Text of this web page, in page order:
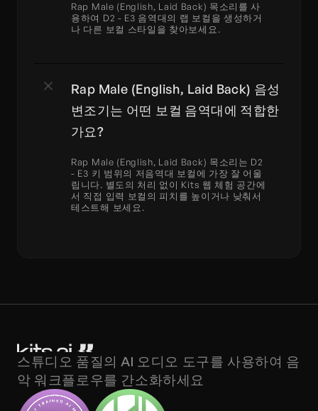
Rap Male (English, Laid Back) 목소리를 사
용하여 D2 - E3 음역대의 랩 보컬을 생성하거
나 다른 보컬 스타일을 찾아보세요.
Rap Male (English, Laid Back) 음성
변조기는 어떤 보컬 음역대에 적합한
가요?
Rap Male (English, Laid Back) 목소리는 D2
- E3 키 범위의 저음역대 보컬에 가장 잘 어울
립니다. 별도의 처리 없이 Kits 웹 체험 공간에
서 직접 입력 보컬의 피치를 높이거나 낮춰서
테스트해 보세요.
스튜디오 품질의 AI 오디오 도구를 사용하여 음
악 워크플로우를 간소화하세요